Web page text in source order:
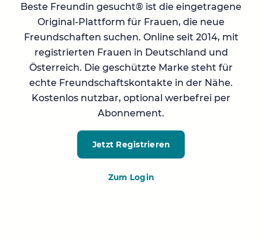
Beste Freundin gesucht® ist die eingetragene
Original-Plattform für Frauen, die neue
Freundschaften suchen. Online seit 2014, mit
registrierten Frauen in Deutschland und
Österreich. Die geschützte Marke steht für
echte Freundschaftskontakte in der Nähe.
Kostenlos nutzbar, optional werbefrei per
Abonnement.
Jetzt Registrieren
Zum Login